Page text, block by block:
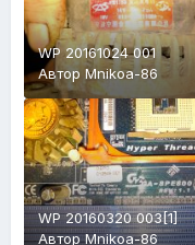
WP 20161024 001
Автор Mnikoa-86
WP 20160320 003[1]
АвторMnikoa-86